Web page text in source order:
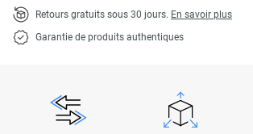
Retours gratuits sous 30 jours. En savoir plus
Garantie de produits authentiques